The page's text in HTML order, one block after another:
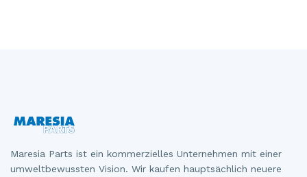
Maresia Parts ist ein kommerzielles Unternehmen mit einer
umweltbewussten Vision. Wir kaufen hauptsächlich neuere